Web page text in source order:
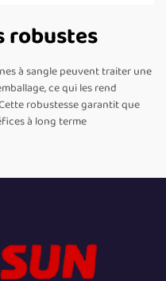
robustes
à sangle peuvent traiter une
ce qui les rend
robustesse garantit que
à long terme